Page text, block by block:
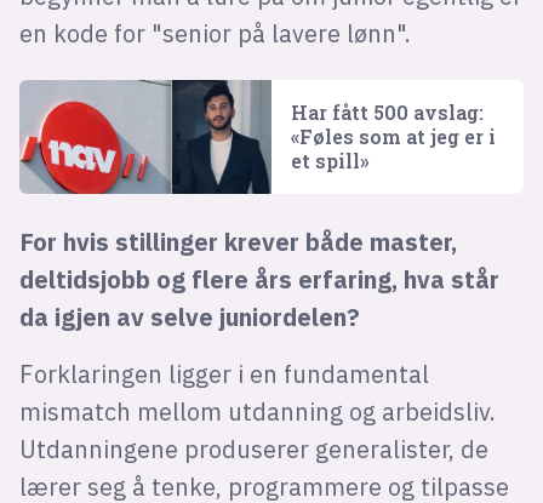
en kode for "senior på lavere lønn".
Har fått 500 avslag:
«Føles som at jeg er i
et spill»
For hvis stillinger krever både master,
deltidsjobb og flere års erfaring, hva står
da igjen av selve juniordelen?
Forklaringen ligger i en fundamental
mismatch mellom utdanning og arbeidsliv.
Utdanningene produserer generalister, de
lærer seg å tenke, programmere og tilpasse